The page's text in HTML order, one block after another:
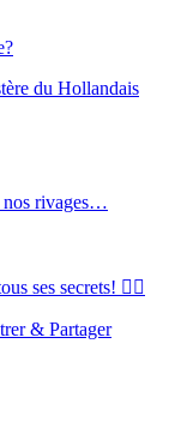
nos rivages…
ses secrets! 🏴‍☠️